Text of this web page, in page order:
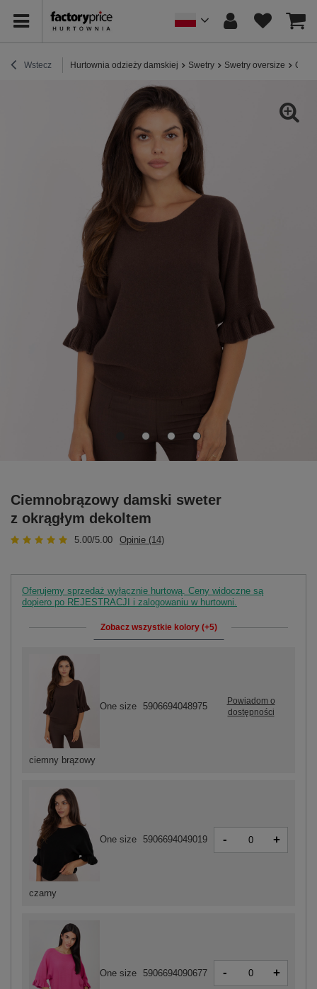
Wstecz Hurtownia odzieży damskiej Swetry Swetry oversize
Ciemnobrązowy damski sweter
z okrągłym dekoltem
5.00/5.00 Opinie (14)
Oferujemy sprzedaż wyłącznie hurtową. Ceny widoczne są
dopiero po REJESTRACJI i zalogowaniu w hurtowni.
Zobacz wszystkie kolory (+5)
czarny
One size 5906694049019 - +
One size 5906694090677 - +
ciemny brązowy
One size 5906694048975
Powiadom o
dostępności